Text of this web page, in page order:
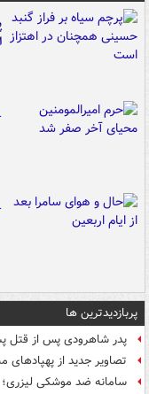
پربازدیدترین ها
پدر شاهرودی پس از قتل
تصاویر جدید از
سامانه ضد موشکی لیزری؛